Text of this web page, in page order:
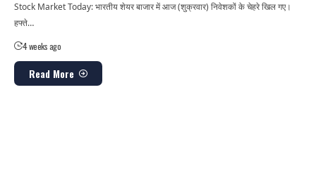
Stock Market Today: भारतीय शेयर बाजार में आज (शुक्रवार) निवेशकों के चेहरे खिल गए।
हफ्ते…
4 weeks ago
Read More